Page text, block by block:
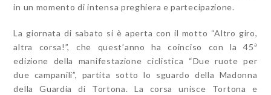
in un momento di intensa preghiera e partecipazione.
La giornata di sabato si è aperta con il motto “Altro giro,
altra corsa!”, che quest’anno ha coinciso con la 45ª
edizione della manifestazione ciclistica “Due ruote per
due campanili”, partita sotto lo sguardo della Madonna
della Guardia di Tortona. La corsa unisce Tortona e